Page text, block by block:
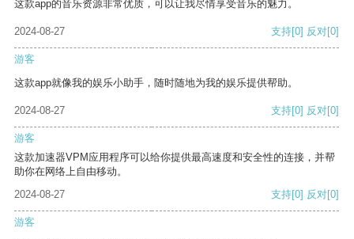
这款app的音乐资源非常优质，可以让我尽情享受音乐的魅力。
2024-08-27 支持[0] 反对[0]
游客
这款app就像我的娱乐小助手，随时随地为我的娱乐提供帮助。
2024-08-27 支持[0] 反对[0]
游客
这款加速器VPM应用程序可以给你提供最高速度和安全性的连接，并帮
助你在网络上自由移动。
2024-08-27
支持[0] 反对[0]
游客